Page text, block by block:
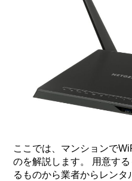
ここでは、マンションで
のを解説します。 用意す
るものから業者からレンタ